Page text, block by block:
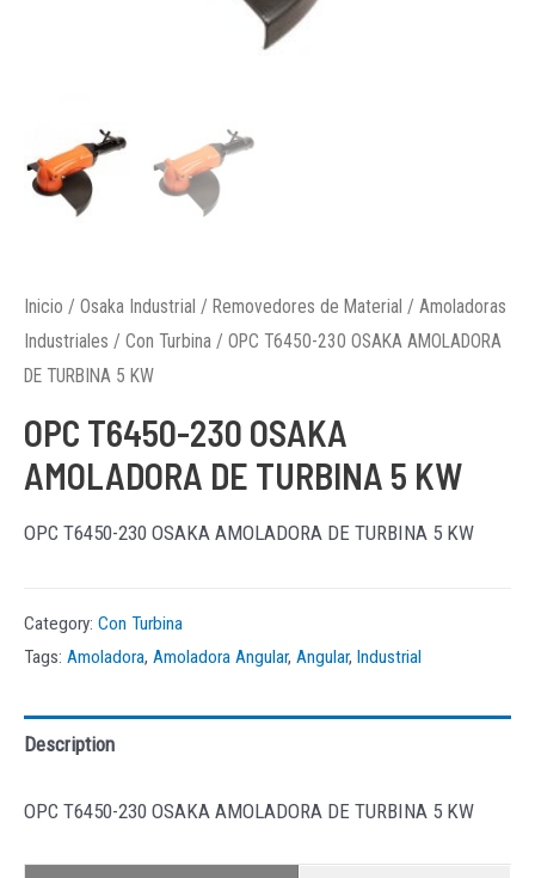
Inicio / Osaka Industrial / Removedores de Material / Amoladoras
Industriales / Con Turbina / OPC T6450-230 OSAKA AMOLADORA
DE TURBINA 5 KW
OPC T6450-230 OSAKA
AMOLADORA DE TURBINA 5 KW
OPC T6450-230 OSAKA AMOLADORA DE TURBINA 5 KW
Category: Con Turbina
Tags: Amoladora, Amoladora Angular, Angular, Industrial
Description
OPC T6450-230 OSAKA AMOLADORA DE TURBINA 5 KW